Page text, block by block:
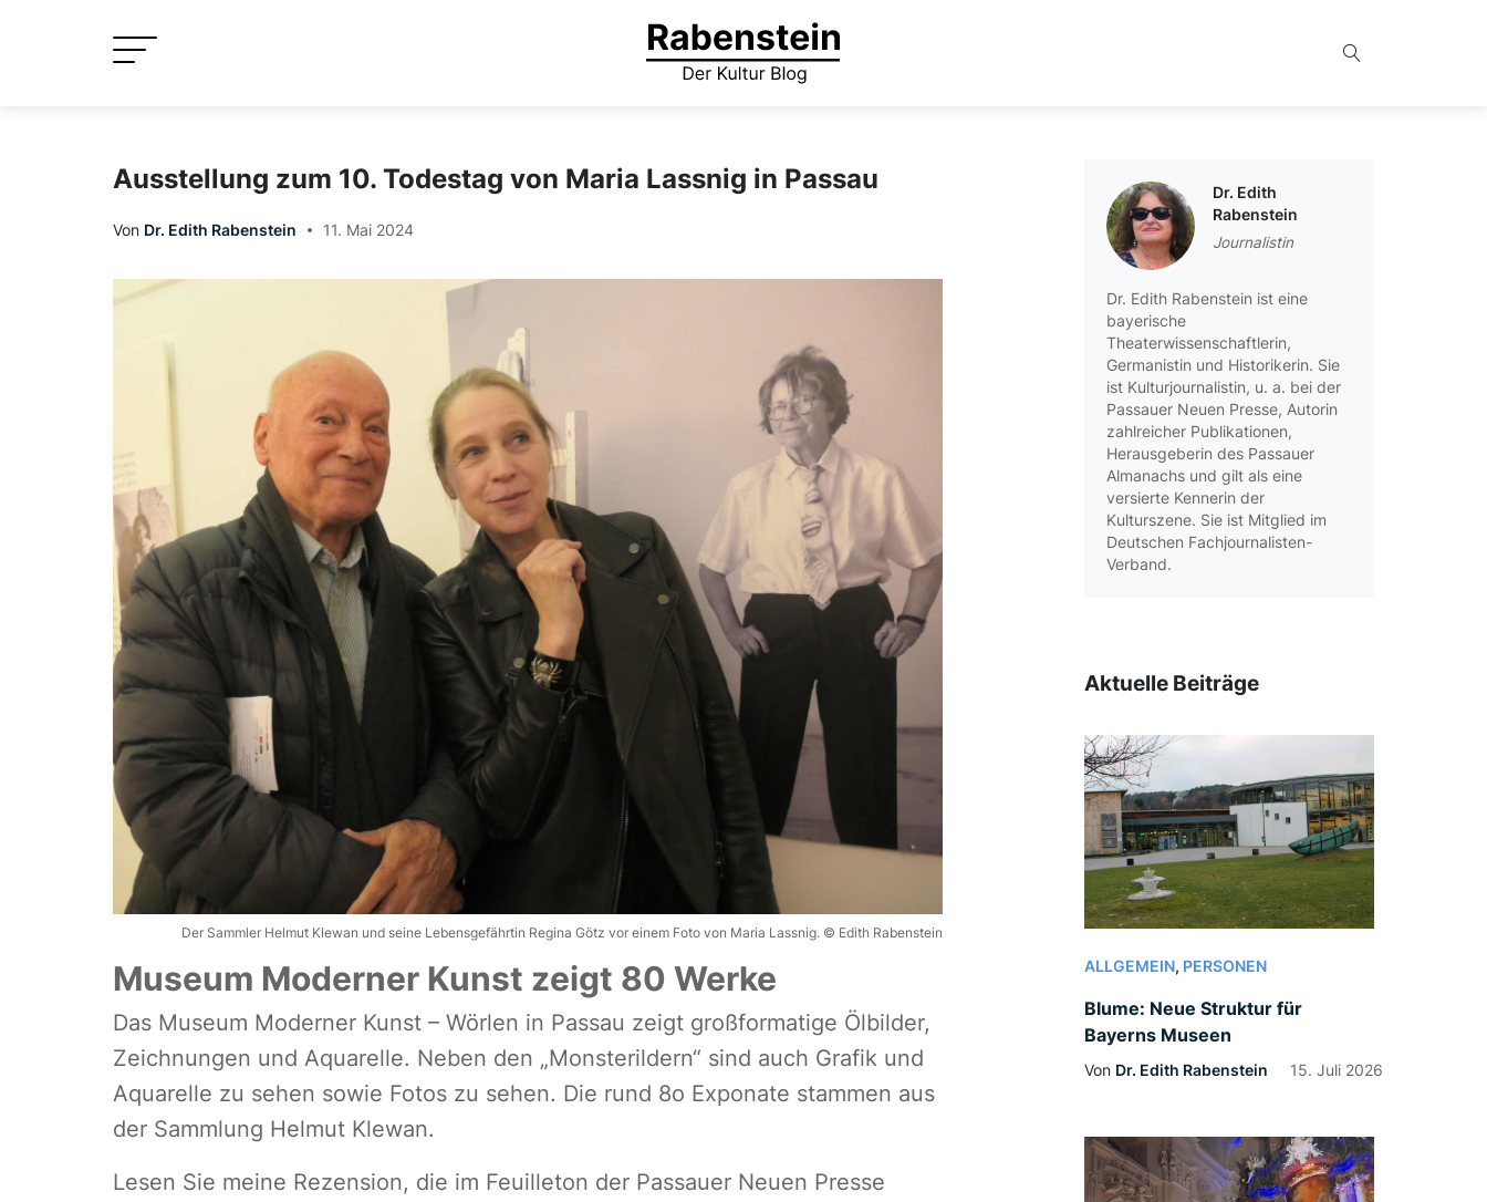
Ausstellung zum 10. Todestag von Maria Lassnig in Passau
Von Dr. Edith Rabenstein 11. Mai 2024
Der Sammler Helmut Klewan und seine Lebensgefährtin Regina Götz vor einem Foto von Maria Lassnig. © Edith Rabenstein
Museum Moderner Kunst zeigt 80 Werke
Das Museum Moderner Kunst – Wörlen in Passau zeigt großformatige Ölbilder,
Zeichnungen und Aquarelle. Neben den „Monsterildern“ sind auch Grafik und
Aquarelle zu sehen sowie Fotos zu sehen. Die rund 8o Exponate stammen aus
der Sammlung Helmut Klewan.
Lesen Sie meine Rezension, die im Feuilleton der Passauer Neuen Presse
Dr. Edith
Rabenstein
Journalistin
Dr. Edith Rabenstein ist eine
bayerische
Theaterwissenschaftlerin,
Germanistin und Historikerin. Sie
ist Kulturjournalistin, u. a. bei der
Passauer Neuen Presse, Autorin
zahlreicher Publikationen,
Herausgeberin des Passauer
Almanachs und gilt als eine
versierte Kennerin der
Kulturszene. Sie ist Mitglied im
Deutschen Fachjournalisten-
Verband.
Aktuelle Beiträge
ALLGEMEIN, PERSONEN
Blume: Neue Struktur für
Bayerns Museen
Von Dr. Edith Rabenstein 15. Juli 2026